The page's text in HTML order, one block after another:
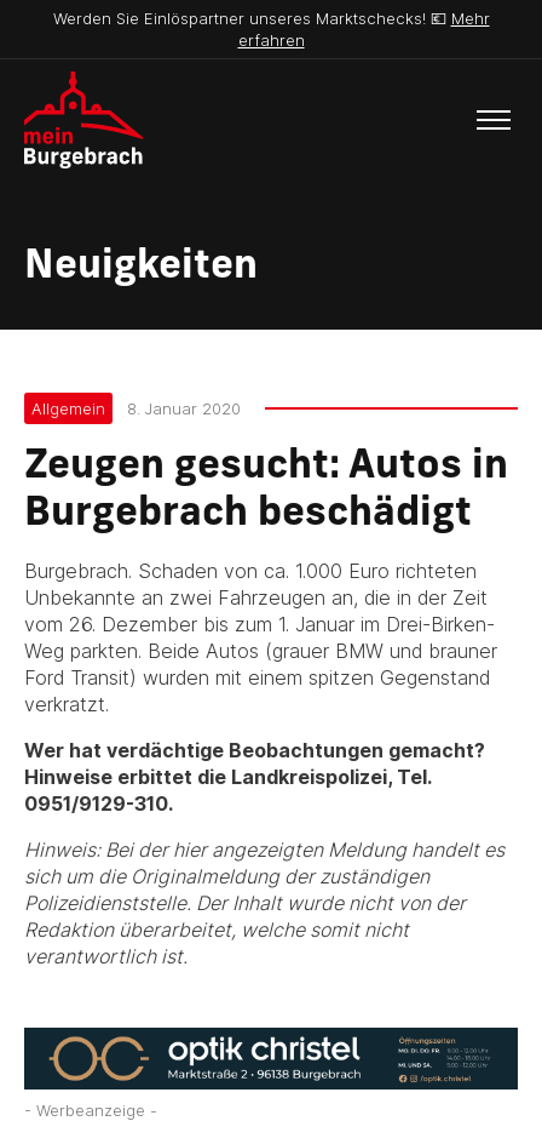
Werden Sie Einlöspartner unseres Marktschecks! 💶 Mehr
erfahren
Neuigkeiten
Allgemein 8. Januar 2020
Zeugen gesucht: Autos in
Burgebrach beschädigt
Burgebrach. Schaden von ca. 1.000 Euro richteten
Unbekannte an zwei Fahrzeugen an, die in der Zeit
vom 26. Dezember bis zum 1. Januar im Drei-Birken-
Weg parkten. Beide Autos (grauer BMW und brauner
Ford Transit) wurden mit einem spitzen Gegenstand
verkratzt.
Wer hat verdächtige Beobachtungen gemacht?
Hinweise erbittet die Landkreispolizei, Tel.
0951/9129-310.
Hinweis: Bei der hier angezeigten Meldung handelt es
sich um die Originalmeldung der zuständigen
Polizeidienststelle. Der Inhalt wurde nicht von der
Redaktion überarbeitet, welche somit nicht
verantwortlich ist.
- Werbeanzeige -